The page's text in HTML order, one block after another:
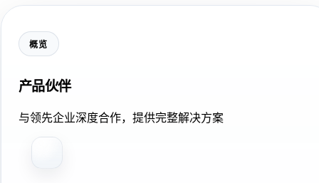
概览
产品伙伴
与领先企业深度合作，提供完整解决方案